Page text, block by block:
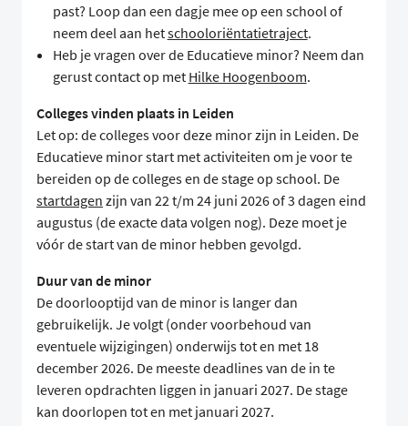
past? Loop dan een dagje mee op een school of
neem deel aan hetschooloriëntatietraject.
Heb je vragen over de Educatieve minor? Neem dan
gerust contact op met Hilke Hoogenboom.
Colleges vinden plaats in Leiden
Let op: de colleges voor deze minor zijn in Leiden. De
Educatieve minor start met activiteiten om je voor te
bereiden op de colleges en de stage op school. De
startdagen zijn van 22 t/m 24 juni 2026 of 3 dagen eind
augustus (de exacte data volgen nog). Deze moet je
vóór de start van de minor hebben gevolgd.
Duur van de minor
De doorlooptijd van de minor is langer dan
gebruikelijk. Je volgt (onder voorbehoud van
eventuele wijzigingen) onderwijs tot en met 18
december 2026. De meeste deadlines van de in te
leveren opdrachten liggen in januari 2027. De stage
kan doorlopen tot en met januari 2027.